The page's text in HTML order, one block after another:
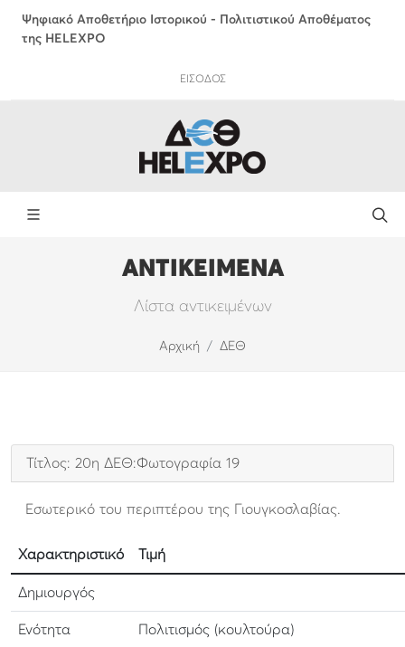
Ψηφιακό Αποθετήριο Ιστορικού - Πολιτιστικού Αποθέματος
της HELEXPO
ΕΙΣΟΔΟΣ
ΑΝΤΙΚΕΙΜΕΝΑ
Λίστα αντικειμένων
Αρχική ΔΕΘ
Τίτλος: 20η ΔΕΘ:Φωτογραφία 19
Εσωτερικό του περιπτέρου της Γιουγκοσλαβίας.
Χαρακτηριστικό Τιμή
Δημιουργός
Ενότητα Πολιτισμός (κουλτούρα)